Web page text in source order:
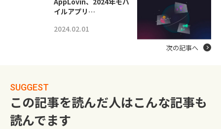
イルアプリ…
2024.02.01
次の記事へ
SUGGEST
この記事を読んだ人はこんな記事も
読んでます